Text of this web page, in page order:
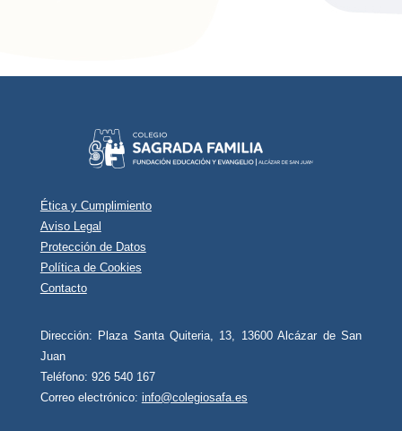
Ética y Cumplimiento
Aviso Legal
Protección de Datos
Política de Cookies
Contacto
Dirección: Plaza Santa Quiteria, 13, 13600 Alcázar de San
Juan
Teléfono: 926 540 167
Correo electrónico: info@colegiosafa.es